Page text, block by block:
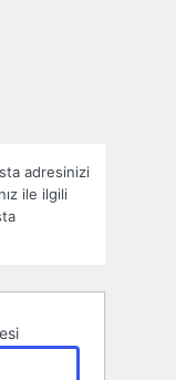
adresinizi
ile ilgili